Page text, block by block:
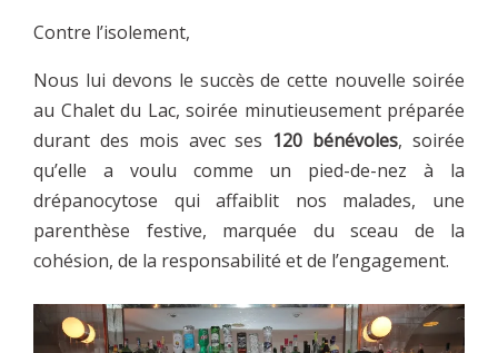
Contre l’isolement,
Nous lui devons le succès de cette nouvelle soirée
au Chalet du Lac, soirée minutieusement préparée
durant des mois avec ses 120 bénévoles, soirée
qu’elle a voulu comme un pied-de-nez à la
drépanocytose qui affaiblit nos malades, une
parenthèse festive, marquée du sceau de la
cohésion, de la responsabilité et de l’engagement.